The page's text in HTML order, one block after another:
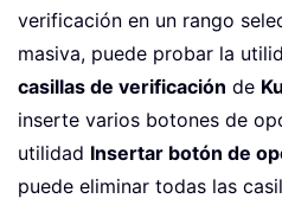
verificación en un rango
masiva, puede probar la
casillas de verificación de
inserte varios botones de
utilidad Insertar botón de
puede eliminar todas las